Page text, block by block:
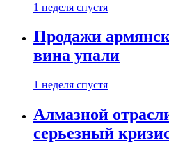
1 неделя спустя
Продажи
вина упали
1 неделя спустя
Алмазной
серьезный